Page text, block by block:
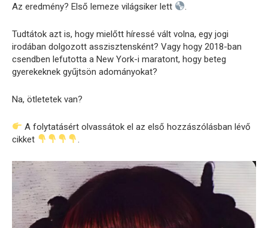
Az eredmény? Első lemeze világsiker lett
Tudtátok azt is, hogy mielőtt híressé vált volna, egy jogi
irodában dolgozott asszisztensként? Vagy hogy 2018-ban
csendben lefutotta a New York-i maratont, hogy beteg
gyerekeknek gyűjtsön adományokat?
Na, ötletetek van?
A folytatásért olvassátok el az első hozzászólásban lévő
cikket